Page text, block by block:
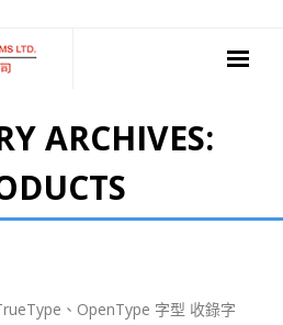
ARCHIVES:
、OpenType 字型 收錄字